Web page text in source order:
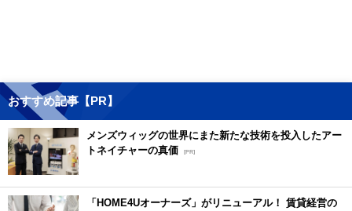
おすすめ記事【PR】
メンズウィッグの世界にまた新たな技術を投入したアー
トネイチャーの真価 [PR]
「HOME4Uオーナーズ」がリニューアル！ 賃貸経営の